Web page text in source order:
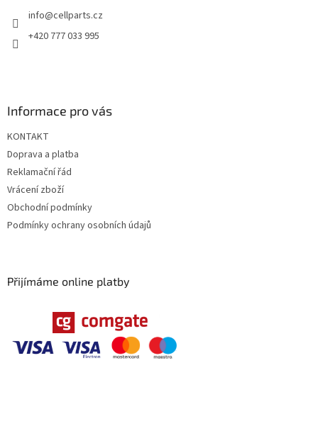
info@cellparts.cz
+420 777 033 995
Informace pro vás
KONTAKT
Doprava a platba
Reklamační řád
Vrácení zboží
Obchodní podmínky
Podmínky ochrany osobních údajů
Přijímáme online platby